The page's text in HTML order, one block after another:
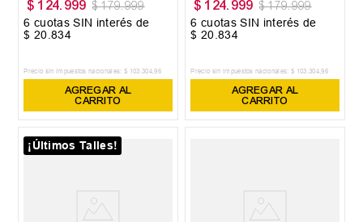
$ 124. 999 $ 179.999
6 cuotas SIN interés de
$ 20.834
Precio sin impuestos nacionales: $ 103 .304,96
AGREGAR AL
CARRITO
$ 124. 999 $ 179.999
6 cuotas SIN interés de
$ 20.834
Precio sin impuestos nacionales: $ 103 .304,96
AGREGAR AL
CARRITO
¡Últimos Talles!